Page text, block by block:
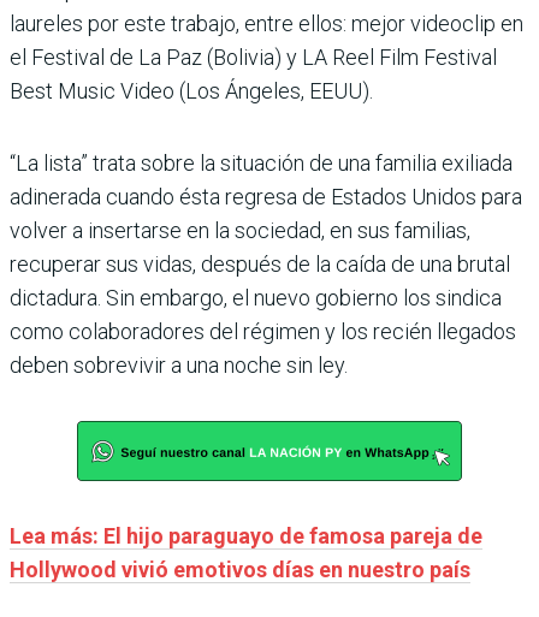
laureles por este trabajo, entre ellos: mejor videoclip en
el Festival de La Paz (Bolivia) y LA Reel Film Festival
Best Music Video (Los Ángeles, EEUU).
“La lista” trata sobre la situación de una familia exiliada
adinerada cuando ésta regresa de Estados Unidos para
volver a insertarse en la sociedad, en sus familias,
recuperar sus vidas, después de la caída de una brutal
dictadura. Sin embargo, el nuevo gobierno los sindica
como colaboradores del régimen y los recién llegados
deben sobrevivir a una noche sin ley.
Lea más: El hijo paraguayo de famosa pareja de
Hollywood vivió emotivos días en nuestro país